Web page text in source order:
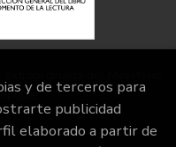
y de terceros para
publicidad
elaborado a partir de